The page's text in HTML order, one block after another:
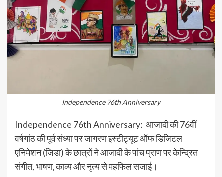
Independence 76th Anniversary
Independence 76th Anniversary: आजादी की 76वीं
वर्षगांठ की पूर्व संध्या पर जागरण इंस्टीट्यूट ऑफ डिजिटल
एनिमेशन (जिडा) के छात्रों ने आजादी के पांच प्राण पर केन्द्रित
संगीत, भाषण, काव्य और नृत्य से महफिल सजाई।